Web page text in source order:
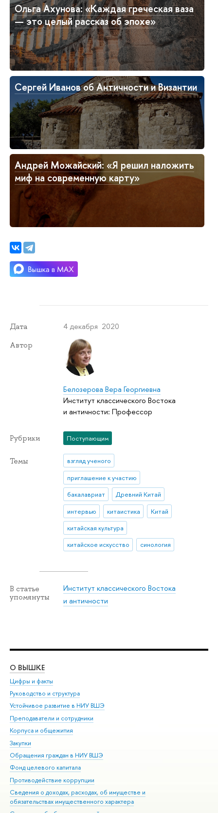
Ольга Ахунова: «Каждая греческая ваза
— это целый рассказ об эпохе»
Сергей Иванов об Античности и Византии
Андрей Можайский: «Я решил наложить
миф на современную карту»
Дата 4 декабря 2020
Автор
Белозерова Вера Георгиевна
Институт классического Востока
и античности: Профессор
Рубрики Поступающим
Темы
взгляд ученого
приглашение к участию
бакалавриат
Древний Китай
интервью
китаистика
Китай
китайская культура
китайское искусство
синология
В статье
упомянуты
Институт классического Востока
и античности
О ВЫШКЕ
Цифры и факты
Руководство и структура
Устойчивое развитие в НИУ ВШЭ
Преподаватели и сотрудники
Корпуса и общежития
Закупки
Обращения граждан в НИУ ВШЭ
Фонд целевого капитала
Противодействие коррупции
Сведения о доходах, расходах, об имуществе и
обязательствах имущественного характера